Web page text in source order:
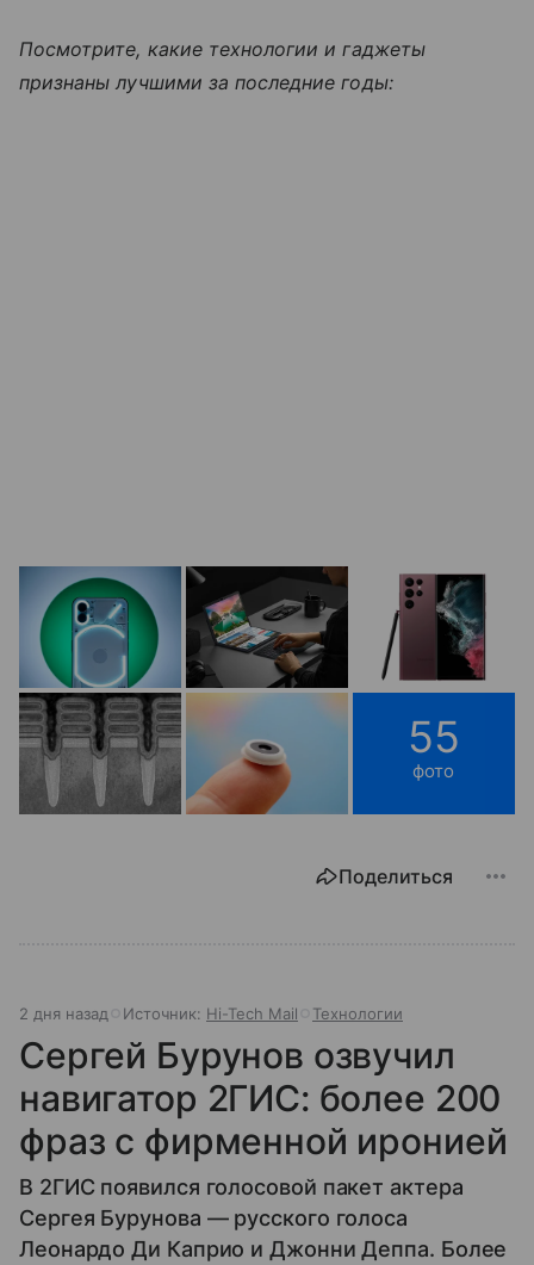
Посмотрите, какие технологии и гаджеты
признаны лучшими за последние годы:
55
фото
Поделиться
2 дня назад Источник: Hi-Tech Mail Технологии
Сергей Бурунов озвучил
навигатор 2ГИС: более 200
фраз с фирменной иронией
В 2ГИС появился голосовой пакет актера
Сергея Бурунова — русского голоса
Леонардо Ди Каприо и Джонни Деппа. Более